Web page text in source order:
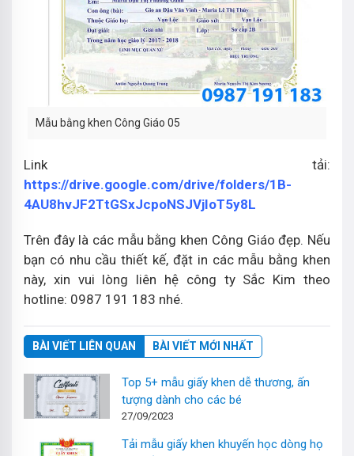
Mẫu bằng khen Công Giáo 05
Link tải:
https://drive.google.com/drive/folders/1B-
4AU8hvJF2TtGSxJcpoNSJVjIoT5y8L
Trên đây là các mẫu bằng khen Công Giáo đẹp. Nếu
bạn có nhu cầu thiết kế, đặt in các mẫu bằng khen
này, xin vui lòng liên hệ công ty Sắc Kim theo
hotline: 0987 191 183 nhé.
BÀI VIẾT LIÊN QUAN BÀI VIẾT MỚI NHẤT
Top 5+ mẫu giấy khen dễ thương, ấn
tượng dành cho các bé
27/09/2023
Tải mẫu giấy khen khuyến học dòng họ